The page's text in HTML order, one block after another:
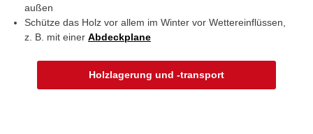
außen
Schütze das Holz vor allem im Winter vor Wettereinflüssen,
z. B. mit einer Abdeckplane
Holzlagerung und -transport